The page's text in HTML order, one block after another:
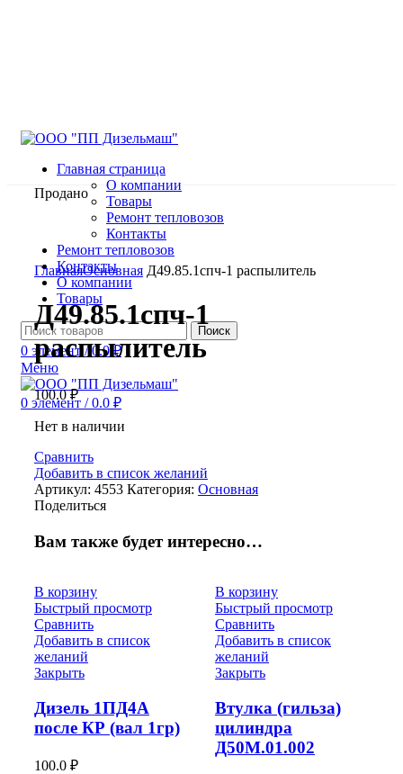
Главная страница
О компании
Товары
Ремонт тепловозов
Контакты
Ремонт тепловозов
Контакты
О компании
Товары
Поиск
0 элемент / 0.0 ₽
Меню
0 элемент / 0.0 ₽
Продано
Нажмите, чтобы увеличить
ГлавнаяОсновная Д49.85.1спч-1 распылитель
Д49.85.1спч-1
распылитель
100.0₽
Нет в наличии
Сравнить
Добавить в список желаний
Артикул: 4553 Категория: Основная
Поделиться
Вам также будет интересно…
В корзину
Быстрый просмотр
Сравнить
Добавить в список
желаний
Закрыть
Дизель 1ПД4А
после КР (вал 1гр)
100.0 ₽
В корзину
Быстрый просмотр
Сравнить
Добавить в список
желаний
Закрыть
Втулка (гильза)
цилиндра
Д50М.01.002